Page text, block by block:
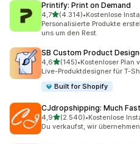
Printify: Print on Demand
4,7von 5 Sternen
(4.314)
4314 Rezensionen insgesamt
•Kostenlose
Personalisierte Produkte
uns um den Rest.
SB Custom Product
4,6von 5 Sternen
(145)
145 Rezensionen insgesamt
•Kostenloser Plan
Live-Produktdesigner für T-
Built for Shopify
CJdropshipping: Much
4,9von 5 Sternen
(2.540)
2540 Rezensionen insgesamt
•Kostenlose
Du verkaufst, wir